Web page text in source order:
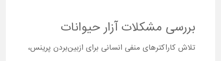
بررسی مشکلات آزار حیوانات
تلاش کاراکترهای منفی انسانی برای ازبین‌بردن پرینس،